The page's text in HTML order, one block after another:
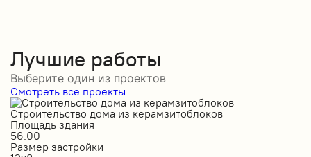
Лучшие работы
Выберите один из проектов
Смотреть все проекты
Строительство дома из керамзитоблоков
Площадь здания
56.00
Размер застройки